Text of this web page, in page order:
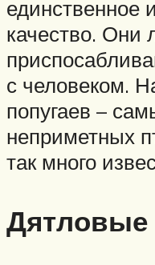
единственное
качество. Они
с человеком.
попугаев –
неприметных
так много
Дятловые